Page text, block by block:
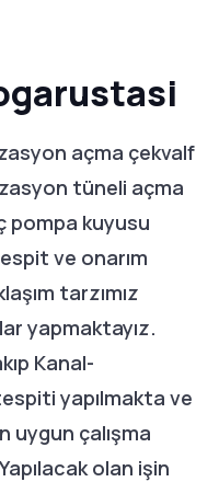
açma çekvalf
tüneli açma
pompa kuyusu
ve onarım
tarzımız
yapmaktayız.
Kanal-
yapılmakta ve
uygun çalışma
olan işin